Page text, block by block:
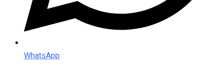
WhatsApp